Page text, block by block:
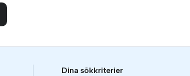
Dina sökkriterier